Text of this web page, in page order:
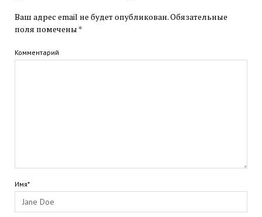
Ваш адрес email не будет опубликован.Обязательные
поля помечены *
Комментарий
Имя*